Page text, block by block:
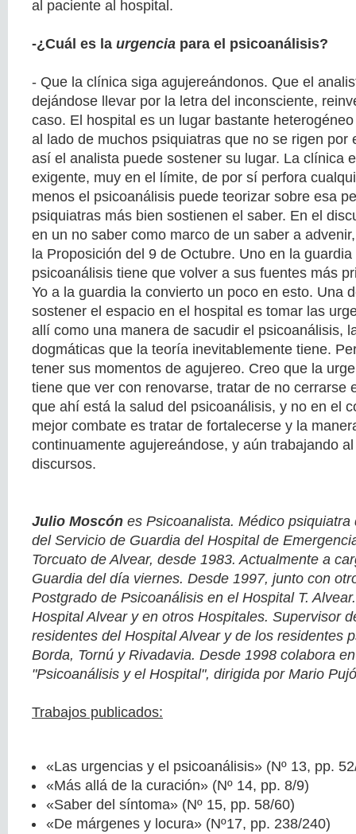
al paciente al hospital.
-¿Cuál es la urgencia para el psicoanálisis?
- Que la clínica siga agujereándonos. Que el
dejándose llevar por la letra del inconsciente,
caso. El hospital es un lugar bastante
al lado de muchos psiquiatras que no se rigen por
así el analista puede sostener su lugar. La clínica
exigente, muy en el límite, de por sí perfora
menos el psicoanálisis puede teorizar sobre esa
psiquiatras más bien sostienen el saber. En el
en un no saber como marco de un saber a
la Proposición del 9 de Octubre. Uno en la
psicoanálisis tiene que volver a sus fuentes más
Yo a la guardia la convierto un poco en esto. Una
sostener el espacio en el hospital es tomar las
allí como una manera de sacudir el psicoanálisis,
dogmáticas que la teoría inevitablemente tiene.
tener sus momentos de agujereo. Creo que la
tiene que ver con renovarse, tratar de no cerrarse
que ahí está la salud del psicoanálisis, y no en el
mejor combate es tratar de fortalecerse y la
continuamente agujereándose, y aún trabajando
discursos.
Julio Moscón es Psicoanalista. Médico
del Servicio de Guardia del Hospital de
Torcuato de Alvear, desde 1983. Actualmente a
Guardia del día viernes. Desde 1997, junto con
Postgrado de Psicoanálisis en el Hospital T.
Hospital Alvear y en otros Hospitales. Supervisor
residentes del Hospital Alvear y de los residentes
Borda, Tornú y Rivadavia. Desde 1998 colabora
"Psicoanálisis y el Hospital", dirigida por Mario
Trabajos publicados:
«Las urgencias y el psicoanálisis» (Nº 13, pp.
«Más allá de la curación» (Nº 14, pp. 8/9)
«Saber del síntoma» (Nº 15, pp. 58/60)
«De márgenes y locura» (Nº17, pp. 238/240)